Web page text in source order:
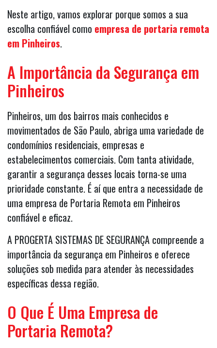
Neste artigo, vamos explorar porque somos a sua
escolha confiável como empresa de portaria remota
em Pinheiros.
A Importância da Segurança em
Pinheiros
Pinheiros, um dos bairros mais conhecidos e
movimentados de São Paulo, abriga uma variedade de
condomínios residenciais, empresas e
estabelecimentos comerciais. Com tanta atividade,
garantir a segurança desses locais torna-se uma
prioridade constante. É aí que entra a necessidade de
uma empresa de Portaria Remota em Pinheiros
confiável e eficaz.
A PROGERTA SISTEMAS DE SEGURANÇA compreende a
importância da segurança em Pinheiros e oferece
soluções sob medida para atender às necessidades
específicas dessa região.
O Que É Uma Empresa de
Portaria Remota?